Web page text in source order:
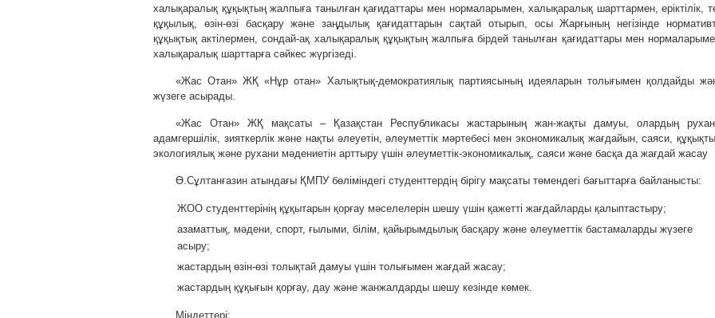
халықаралық құқықтың жалпыға танылған қағидаттары мен нормаларымен, халықаралық шарттармен, еріктілік,
құқылық, өзін-өзі басқару және заңдылық қағидаттарын сақтай отырып, осы Жарғының негізінде
құқықтық актілермен, сондай-ақ халықаралық құқықтың жалпыға бірдей танылған қағидаттары мен
халықаралық шарттарға сәйкес жүргізеді.
«Жас Отан» ЖҚ «Нұр отан» Халықтық-демократиялық партиясының идеяларын толығымен қолдайды
жүзеге асырады.
«Жас Отан» ЖҚ мақсаты – Қазақстан Республикасы жастарының жан-жақты дамуы, олардың
адамгершілік, зияткерлік және нақты әлеуетін, әлеуметтік мәртебесі мен экономикалық жағдайын, саяси,
экологиялық және рухани мәдениетін арттыру үшін әлеуметтік-экономикалық, саяси және басқа да жағдай жасау
Ө.Сұлтанғазин атындағы ҚМПУ бөліміндегі студенттердің бірігу мақсаты төмендегі бағыттарға байланысты:
ЖОО студенттерінің құқытарын қорғау мәселелерін шешу үшін қажетті жағдайларды қалыптастыру;
азаматтық, мәдени, спорт, ғылыми, білім, қайырымдылық басқару және әлеуметтік бастамаларды жүзеге
асыру;
жастардың өзін-өзі толықтай дамуы үшін толығымен жағдай жасау;
жастардың құқығын қорғау, дау және жанжалдарды шешу кезінде көмек.
Міндеттері: